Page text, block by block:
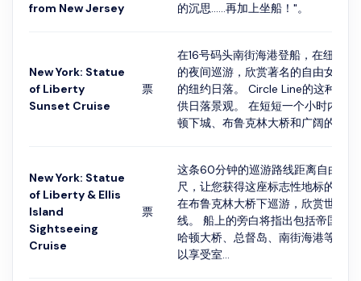
from New Jersey
的沉思......再加上坐船！"。
New York: Statue
of Liberty
Sunset Cruise
票
在16号码头南街海港登船，在纽约
的夜间巡游，欣赏著名的自由女神
的纽约日落。 Circle Line的这种全
供日落景观。 在短短一个小时内，
顿下城、布鲁克林大桥和广阔的纽约
New York: Statue
of Liberty & Ellis
Island
Sightseeing
Cruise
票
这条60分钟的巡游路线距离自由女
尺，让您获得这座标志性地标的无
在布鲁克林大桥下巡游，欣赏世界
线。 船上的旁白将指出包括帝国大
哈顿大桥、总督岛、南街海港等在
以享受室...